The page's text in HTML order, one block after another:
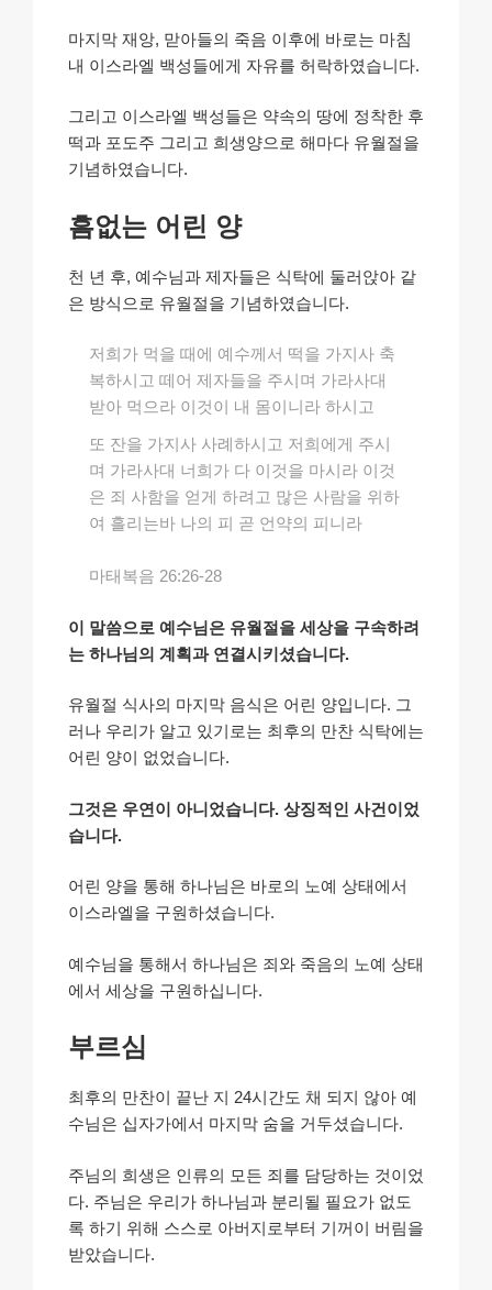
마지막 재앙, 맏아들의 죽음 이후에 바로는 마침
내 이스라엘 백성들에게 자유를 허락하였습니다.
그리고 이스라엘 백성들은 약속의 땅에 정착한 후
떡과 포도주 그리고 희생양으로 해마다 유월절을
기념하였습니다.
흠없는 어린 양
천 년 후, 예수님과 제자들은 식탁에 둘러앉아 같
은 방식으로 유월절을 기념하였습니다.
저희가 먹을 때에 예수께서 떡을 가지사 축
복하시고 떼어 제자들을 주시며 가라사대
받아 먹으라 이것이 내 몸이니라 하시고
또 잔을 가지사 사례하시고 저희에게 주시
며 가라사대 너희가 다 이것을 마시라 이것
은 죄 사함을 얻게 하려고 많은 사람을 위하
여 흘리는바 나의 피 곧 언약의 피니라
마태복음 26:26-28
이 말씀으로 예수님은 유월절을 세상을 구속하려
는 하나님의 계획과 연결시키셨습니다.
유월절 식사의 마지막 음식은 어린 양입니다. 그
러나 우리가 알고 있기로는 최후의 만찬 식탁에는
어린 양이 없었습니다.
그것은 우연이 아니었습니다. 상징적인 사건이었
습니다.
어린 양을 통해 하나님은 바로의 노예 상태에서
이스라엘을 구원하셨습니다.
예수님을 통해서 하나님은 죄와 죽음의 노예 상태
에서 세상을 구원하십니다.
부르심
최후의 만찬이 끝난 지 24시간도 채 되지 않아 예
수님은 십자가에서 마지막 숨을 거두셨습니다.
주님의 희생은 인류의 모든 죄를 담당하는 것이었
다. 주님은 우리가 하나님과 분리될 필요가 없도
록 하기 위해 스스로 아버지로부터 기꺼이 버림을
받았습니다.